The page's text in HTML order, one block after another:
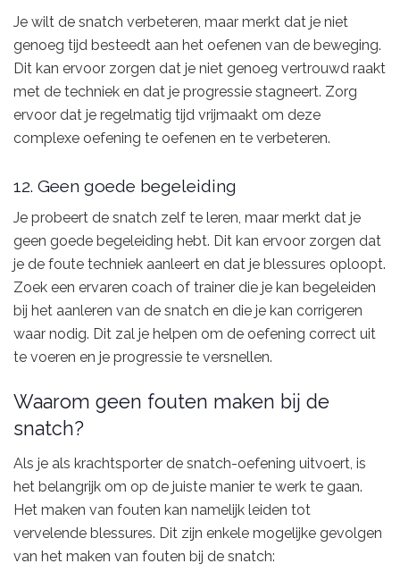
Je wilt de snatch verbeteren, maar merkt dat je niet
genoeg tijd besteedt aan het oefenen van de beweging.
Dit kan ervoor zorgen dat je niet genoeg vertrouwd raakt
met de techniek en dat je progressie stagneert. Zorg
ervoor dat je regelmatig tijd vrijmaakt om deze
complexe oefening te oefenen en te verbeteren.
12. Geen goede begeleiding
Je probeert de snatch zelf te leren, maar merkt dat je
geen goede begeleiding hebt. Dit kan ervoor zorgen dat
je de foute techniek aanleert en dat je blessures oploopt.
Zoek een ervaren coach of trainer die je kan begeleiden
bij het aanleren van de snatch en die je kan corrigeren
waar nodig. Dit zal je helpen om de oefening correct uit
te voeren en je progressie te versnellen.
Waarom geen fouten maken bij de
snatch?
Als je als krachtsporter de snatch-oefening uitvoert, is
het belangrijk om op de juiste manier te werk te gaan.
Het maken van fouten kan namelijk leiden tot
vervelende blessures. Dit zijn enkele mogelijke gevolgen
van het maken van fouten bij de snatch: